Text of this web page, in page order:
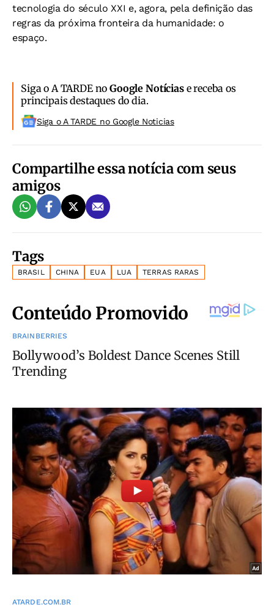
tecnologia do século XXI e, agora, pela definição das
regras da próxima fronteira da humanidade: o
espaço.
Siga o A TARDE noGoogle Notíciase receba os
principais destaques do dia.
Siga o A TARDE no Google Noticias
Compartilhe essa notícia com seus
amigos
Tags
BRASIL CHINA EUA LUA TERRAS RARAS